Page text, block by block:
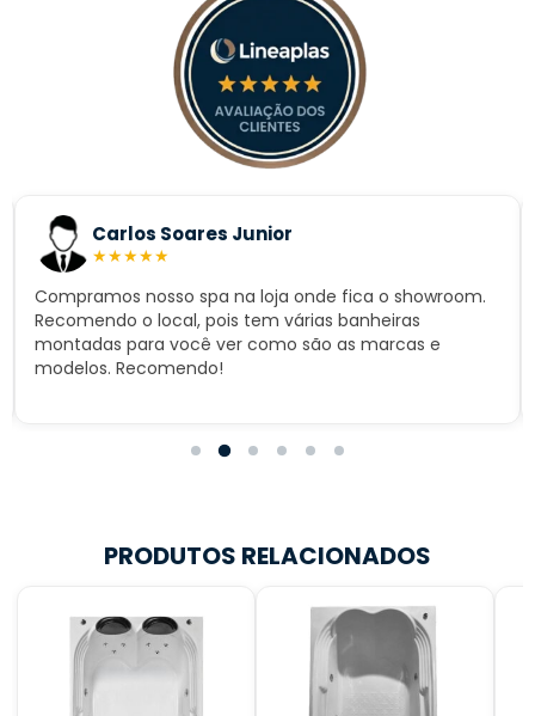
Carlos Soares Junior
★★★★★
Compramos nosso spa na loja onde fica o showroom.
Recomendo o local, pois tem várias banheiras
montadas para você ver como são as marcas e
modelos. Recomendo!
PRODUTOS RELACIONADOS